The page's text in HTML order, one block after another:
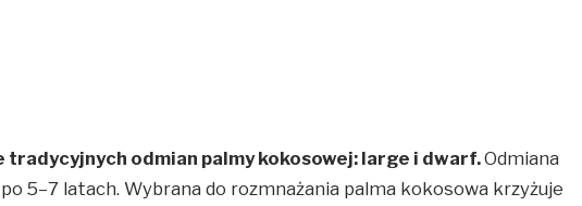
tradycyjnych odmian palmy kokosowej: large i dwarf.Odmiana
5–7 latach. Wybrana do rozmnażania palma kokosowa krzyżuje